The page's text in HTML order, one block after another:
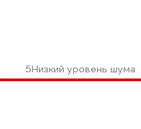
5Низкий уровень шума